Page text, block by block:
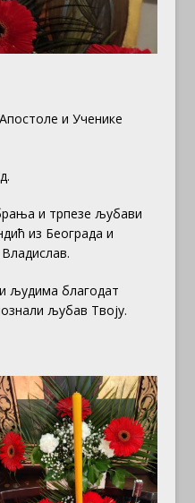
и Ученике
и трпезе љубави
из Београда и
људима благодат
љубав Твоју.